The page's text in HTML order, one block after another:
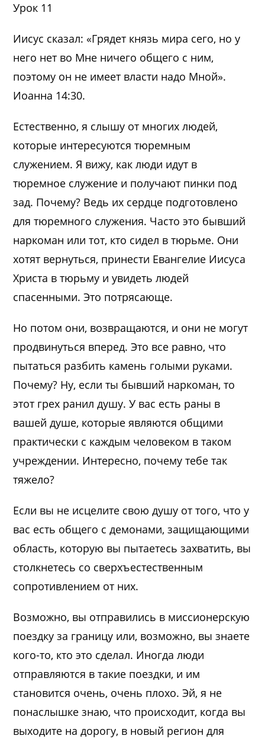
Урок 11
Иисус сказал: «Грядет князь мира сего, но у
него нет во Мне ничего общего с ним,
поэтому он не имеет власти надо Мной».
Иоанна 14:30.
Естественно, я слышу от многих людей,
которые интересуются тюремным
служением. Я вижу, как люди идут в
тюремное служение и получают пинки под
зад. Почему? Ведь их сердце подготовлено
для тюремного служения. Часто это бывший
наркоман или тот, кто сидел в тюрьме. Они
хотят вернуться, принести Евангелие Иисуса
Христа в тюрьму и увидеть людей
спасенными. Это потрясающе.
Но потом они, возвращаются, и они не могут
продвинуться вперед. Это все равно, что
пытаться разбить камень голыми руками.
Почему? Ну, если ты бывший наркоман, то
этот грех ранил душу. У вас есть раны в
вашей душе, которые являются общими
практически с каждым человеком в таком
учреждении. Интересно, почему тебе так
тяжело?
Если вы не исцелите свою душу от того, что у
вас есть общего с демонами, защищающими
область, которую вы пытаетесь захватить, вы
столкнетесь со сверхъестественным
сопротивлением от них.
Возможно, вы отправились в миссионерскую
поездку за границу или, возможно, вы знаете
кого-то, кто это сделал. Иногда люди
отправляются в такие поездки, и им
становится очень, очень плохо. Эй, я не
понаслышке знаю, что происходит, когда вы
выходите на дорогу, в новый регион для